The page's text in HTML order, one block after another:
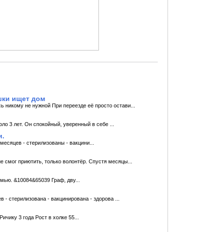
ищет дом
не нужной При переезде её просто остави...
3 лет. Он спокойный, уверенный в себе ...
- стерилизованы - вакцини...
приютить, только волонтёр. Спустя месяцы...
&10084&65039 Граф, дву...
стерилизована - вакцинирована - здорова ...
3 года Рост в холке 55...